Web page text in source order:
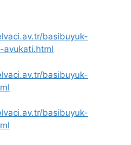
basibuyuk-
avukati.html
basibuyuk-
basibuyuk-